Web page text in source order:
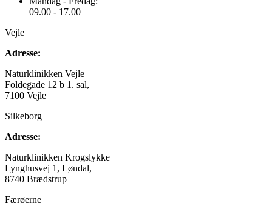
09.00 - 17.00
Vejle
Adresse:
Naturklinikken Vejle
Foldegade 12 b 1. sal,
7100 Vejle
Silkeborg
Adresse:
Naturklinikken Krogslykke
Lynghusvej 1, Løndal,
8740 Brædstrup
Færøerne